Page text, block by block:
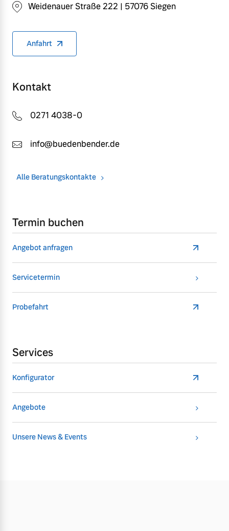
Weidenauer Straße 222 | 57076 Siegen
Anfahrt
Kontakt
0271 4038-0
info@buedenbender.de
Alle Beratungskontakte
Termin buchen
Angebot anfragen
Servicetermin
Probefahrt
Services
Konfigurator
Angebote
Unsere News & Events